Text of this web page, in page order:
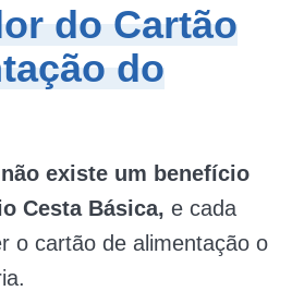
do Cartão
do
não existe um benefício
Cesta Básica, e cada
o cartão de alimentação o